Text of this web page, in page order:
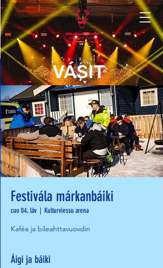
VÁSIT
Festivála márkanbáiki
cuo 04, láv
  |
Kulturviessu arena
Kaféa ja bileahttavuovdin
Áigi ja báiki